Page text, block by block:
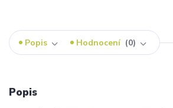
Popis Hodnocení 0
Popis